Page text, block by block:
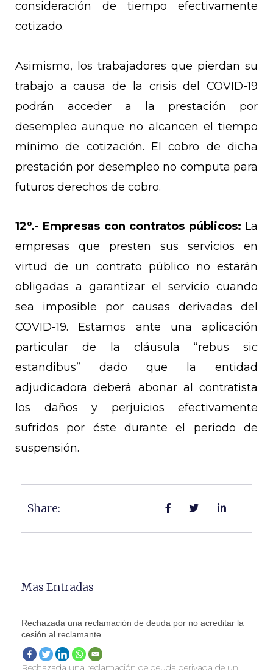
consideración de tiempo efectivamente
cotizado.
Asimismo, los trabajadores que pierdan su
trabajo a causa de la crisis del COVID-19
podrán acceder a la prestación por
desempleo aunque no alcancen el tiempo
mínimo de cotización. El cobro de dicha
prestación por desempleo no computa para
futuros derechos de cobro.
12º.- Empresas con contratos públicos: La
empresas que presten sus servicios en
virtud de un contrato público no estarán
obligadas a garantizar el servicio cuando
sea imposible por causas derivadas del
COVID-19. Estamos ante una aplicación
particular de la cláusula “rebus sic
estandibus” dado que la entidad
adjudicadora deberá abonar al contratista
los daños y perjuicios efectivamente
sufridos por éste durante el periodo de
suspensión.
Share:
Mas Entradas
Rechazada una reclamación de deuda por no acreditar la
cesión al reclamante.
Rechazada una reclamación de deuda derivada de un